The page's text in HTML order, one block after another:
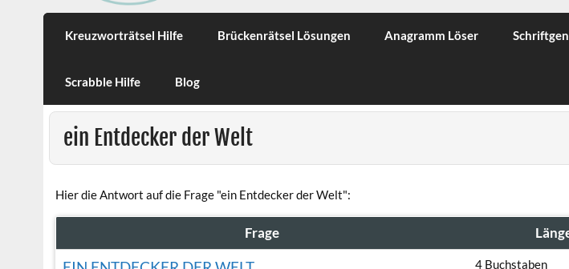
Kreuzworträtsel Hilfe Brückenrätsel Lösungen Anagramm Löser
Scrabble Hilfe Blog
ein Entdecker der Welt
Hier die Antwort auf die Frage "ein Entdecker der Welt":
Frage
4 Buchstaben